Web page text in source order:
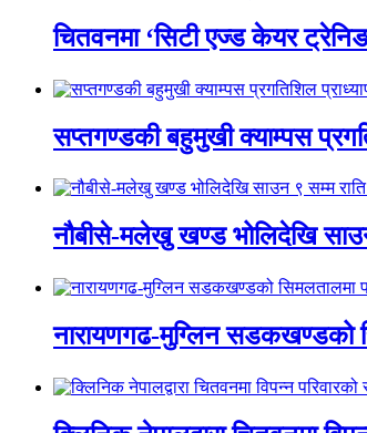
चितवनमा ‘सिटी एज्ड केयर
सप्तगण्डकी बहुमुखी क्याम्पस
नौबीसे-मलेखु खण्ड भोलिदेखि
नारायणगढ-मुग्लिन सडकखण्डको